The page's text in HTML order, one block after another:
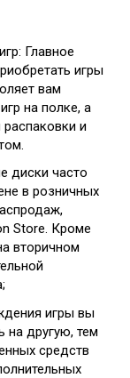
Главное
игры
вам
на полке, а
и
диски часто
в розничных
Store. Кроме
вторичном
игры вы
на другую, тем
средств